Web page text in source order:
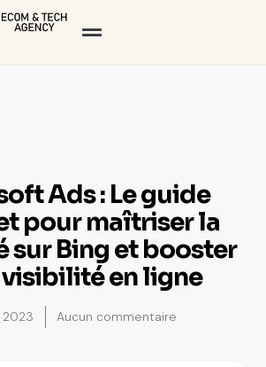
Ads : Le guide
pour maîtriser la
sur Bing et booster
en ligne
2023 Aucun commentaire